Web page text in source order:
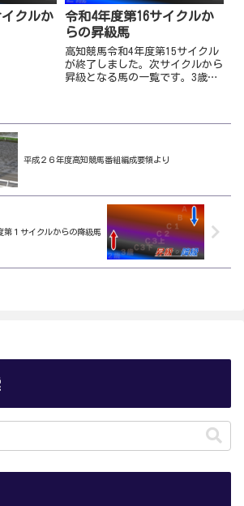
クルか
令和4年度第16サイクルか
らの昇級馬
高知競馬令和4年度第15サイクル
が終了しました。次サイクルから
昇級となる馬の一覧です。3歳重
平成２６年度高知競馬番組編成要領より
第１サイクルからの降級馬